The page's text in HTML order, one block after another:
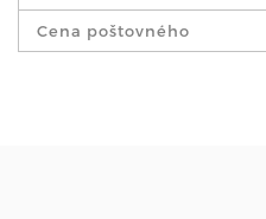
Cena poštovného